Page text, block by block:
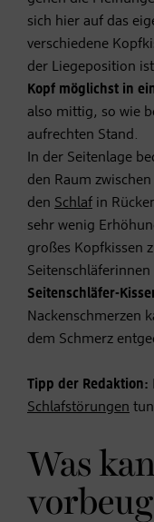
sich hier auf das
verschiedene
der Liegeposition
Kopf möglichst in
also mittig, so wie
aufrechten Stand.
In der Seitenlage
den Raum
den Schlaf in
sehr wenig
großes Kopfkissen
Seitenschläfer-
Nackenschmerzen
dem Schmerz
Tipp der Redaktion:
Schlafstörungen
Was